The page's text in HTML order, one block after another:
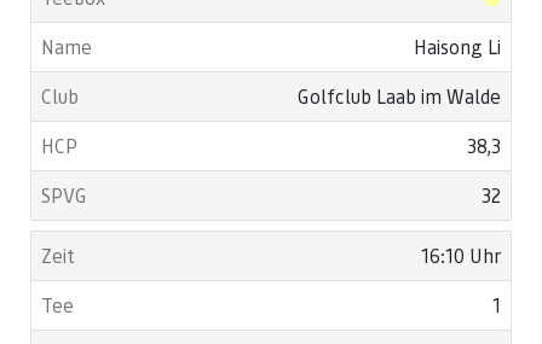
Haisong Li
Golfclub Laab im Walde
38,3
32
16:10 Uhr
1